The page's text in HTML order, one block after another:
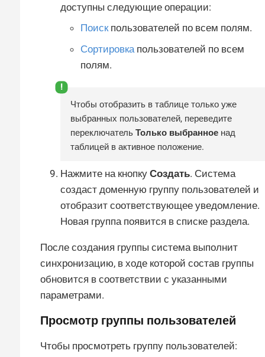
доступны следующие операции:
Поискпользователей по всем полям.
Сортировка пользователей по всем
полям.
Чтобы отобразить в таблице только уже
выбранных пользователей, переведите
переключатель Только выбранное над
таблицей в активное положение.
Нажмите на кнопку Создать. Система
создаст доменную группу пользователей и
отобразит соответствующее уведомление.
Новая группа появится в списке раздела.
После создания группы система выполнит
синхронизацию, в ходе которой состав группы
обновится в соответствии с указанными
параметрами.
Просмотр группы пользователей
Чтобы просмотреть группу пользователей: